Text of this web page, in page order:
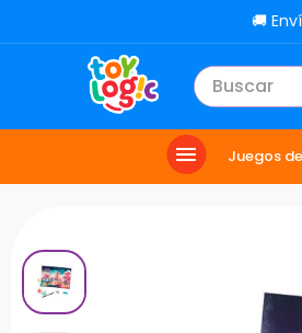
🚚
Buscar
Juegos
TÉRMINOS MÁS
toy story
carro control remoto